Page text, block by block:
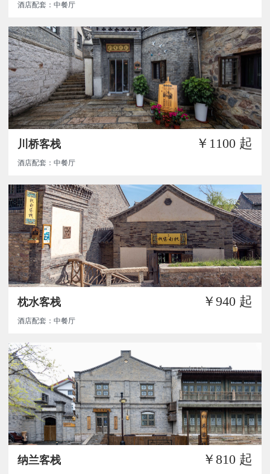
酒店配套：中餐厅
川桥客栈 ￥1100 起
酒店配套：中餐厅
枕水客栈 ￥940 起
酒店配套：中餐厅
纳兰客栈 ￥810 起